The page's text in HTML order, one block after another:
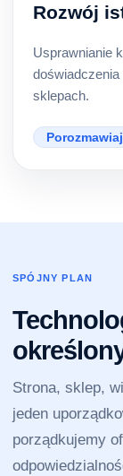
Rozwój
Usprawnianie
sklepach.
SPÓJNY PLAN
Strona, sklep,
jeden
porządkujemy